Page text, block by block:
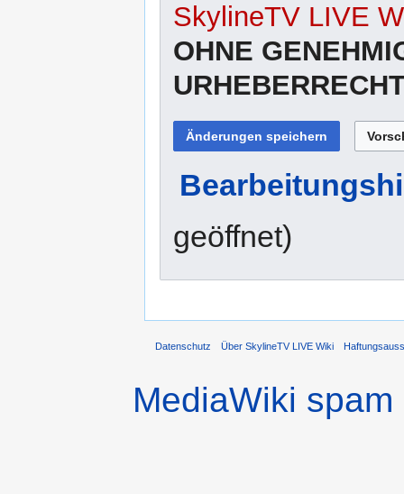
SkylineTV LIVE
OHNE
geöffnet)
Datenschutz Über SkylineTV LIVE Wiki
MediaWiki spam